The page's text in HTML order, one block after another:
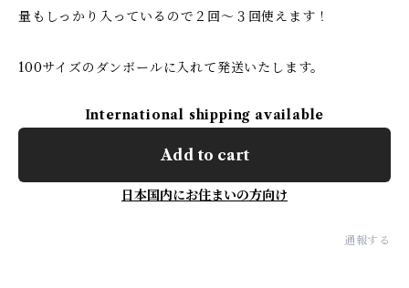
量もしっかり入っているので２回～３回使えます！
100サイズのダンボールに入れて発送いたします。
International shipping available
Add to cart
日本国内にお住まいの方向け
通報する